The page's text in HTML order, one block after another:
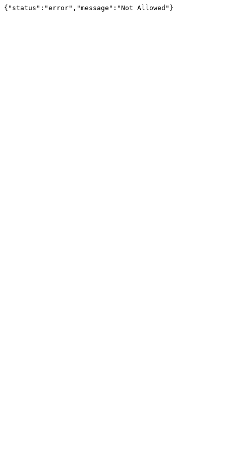
{"status":"error","message":"Not Allowed"}